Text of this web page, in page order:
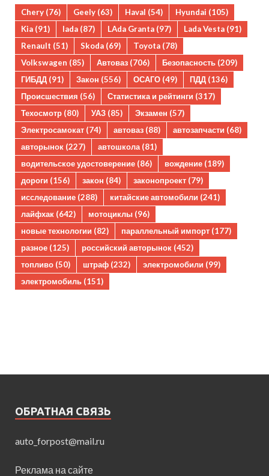
Chery (76) Geely (63) Haval (54) Hyundai (105)
Kia (91) lada (87) LAda Granta (97) Lada Vesta (91)
Renault (51) Skoda (69) Toyota (78)
Volkswagen (85) Автоваз (706) Безопасность (209)
ГИБДД (91) Закон (556) ОСАГО (49) ПДД (136)
Происшествия (56) Статистика и рейтинги (317)
Техосмотр (80) УАЗ (85) Экзамен (57)
Электросамокат (74) автоваз (88) автозапчасти (68)
авторынок (227) автошкола (81)
водительское удостоверение (86) вождение (189)
дороги (156) закон (84) законопроект (79)
исследование (288) китайские автомобили (241)
лайфхак (642) мотоциклы (96)
новые технологии (82) параллельный импорт (177)
разное (125) российский авторынок (452)
топливо (50) штраф (232) электромобили (99)
электромобиль (151)
ОБРАТНАЯ СВЯЗЬ
auto_forpost@mail.ru
Реклама на сайте